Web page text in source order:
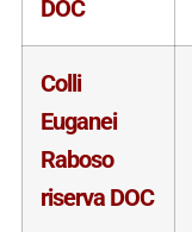
DOC
Colli
Euganei
Raboso
riserva DOC